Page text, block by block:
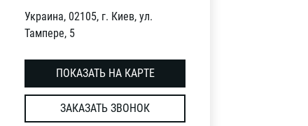
Украина, 02105, г. Киев, ул.
Тампере, 5
ПОКАЗАТЬ НА КАРТЕ
ЗАКАЗАТЬ ЗВОНОК